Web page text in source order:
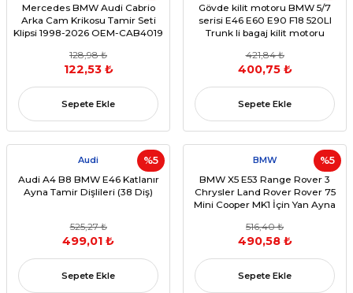
Mercedes BMW Audi Cabrio
Arka Cam Krikosu Tamir Seti
Klipsi 1998-2026 OEM-CAB4019
128,98 ₺
122,53 ₺
Sepete Ekle
Gövde kilit motoru BMW 5/7
serisi E46 E60 E90 F18 520LI
Trunk li bagaj kilit motoru
421,84 ₺
400,75 ₺
Sepete Ekle
%5
Audi
Audi A4 B8 BMW E46 Katlanır
Ayna Tamir Dişlileri (38 Diş)
525,27 ₺
499,01 ₺
Sepete Ekle
%5
BMW
BMW X5 E53 Range Rover 3
Chrysler Land Rover Rover 75
Mini Cooper MK1 İçin Yan Ayna
516,40 ₺
490,58 ₺
Sepete Ekle